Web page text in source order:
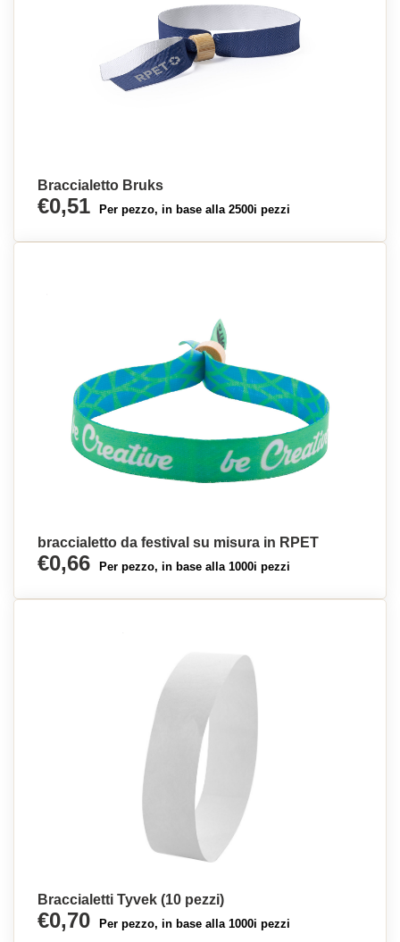
Braccialetto Bruks
€0,51 Per pezzo, in base alla 2500i pezzi
braccialetto da festival su misura in RPET
€0,66 Per pezzo, in base alla 1000i pezzi
Braccialetti Tyvek (10 pezzi)
€0,70 Per pezzo, in base alla 1000i pezzi